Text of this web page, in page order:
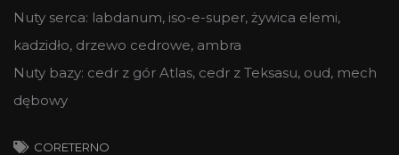
Nuty serca: labdanum, iso-e-super, żywica elemi,
kadzidło, drzewo cedrowe, ambra
Nuty bazy: cedr z gór Atlas, cedr z Teksasu, oud, mech
dębowy
CORETERNO